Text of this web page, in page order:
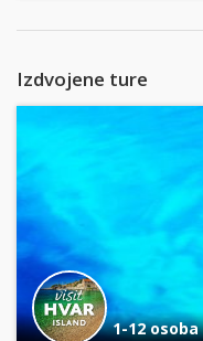
Izdvojene ture
1-12 osoba